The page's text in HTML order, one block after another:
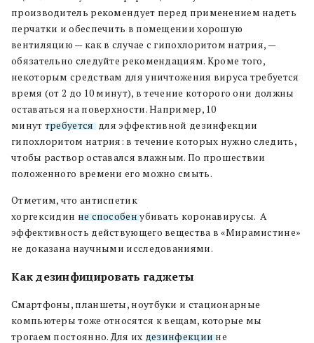
производитель рекомендует перед применением надеть
перчатки и обеспечить в помещении хорошую
вентиляцию — как в случае с гипохлоритом натрия, —
обязательно следуйте рекомендациям. Кроме того,
некоторым средствам для уничтожения вируса требуется
время (от 2 до 10 минут), в течение которого они должны
оставаться на поверхности. Например, 10
минут требуетсядля эффективной дезинфекции
гипохлоритом натрия: в течение которых нужно следить,
чтобы раствор оставался влажным. По прошествии
положенного времени его можно смыть.
Отметим, что антиспетик
хоргексидин не способенубивать коронавирусы. А
эффективность действующего вещества в «Мирамистине»
не доказана научными исследованиями.
Как дезинфицировать гаджеты
Смартфоны, планшеты, ноутбуки и стационарные
компьютеры тоже относятся к вещам, которые мы
трогаем постоянно. Для их дезинфекциине